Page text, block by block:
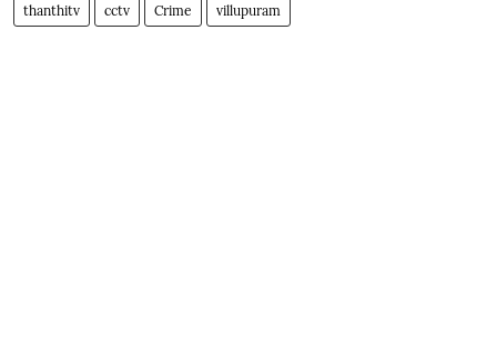
thanthitv cctv Crime villupuram